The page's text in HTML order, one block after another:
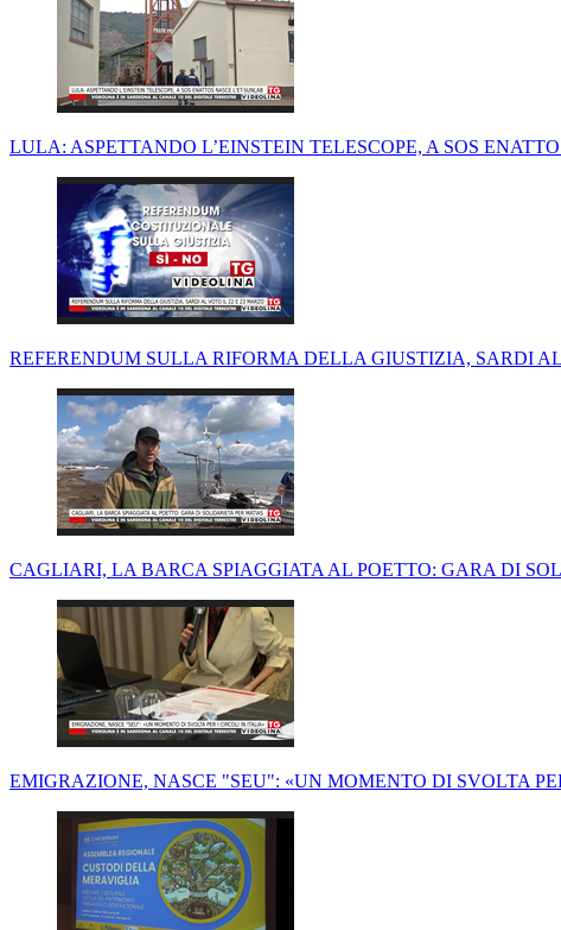
LULA: ASPETTANDO L’EINSTEIN TELESCOPE, A SOS
REFERENDUM SULLA RIFORMA DELLA GIUSTIZIA, SARDI
CAGLIARI, LA BARCA SPIAGGIATA AL POETTO: GARA DI
EMIGRAZIONE, NASCE "SEU": «UN MOMENTO DI SVOLTA